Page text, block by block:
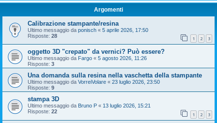
Argomenti
Calibrazione stampante/resina
Ultimo messaggio da ponisch « 5 aprile 2026, 17:50
Risposte: 28 1 2 3
oggetto 3D "crepato" da vernici? Può essere?
Ultimo messaggio da Fargo « 5 agosto 2026, 11:26
Risposte: 3
Una domanda sulla resina nella vaschetta della stampante
Ultimo messaggio da VorreiVolare « 23 luglio 2026, 23:50
Risposte: 9
stampa 3D
Ultimo messaggio da Bruno P « 13 luglio 2026, 15:21
Risposte: 22 1 2 3